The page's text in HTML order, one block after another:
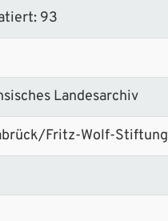
93
Landesarchiv
Fritz-Wolf-Stiftung